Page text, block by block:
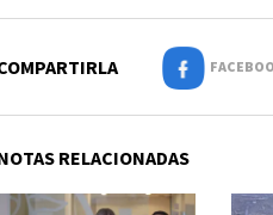
RELACIONADAS